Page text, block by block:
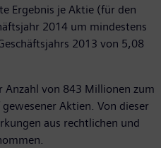
Ergebnis je Aktie (für den
2014 um mindestens
2013 von 5,08
Anzahl von 843 Millionen zum
Aktien. Von dieser
aus rechtlichen und